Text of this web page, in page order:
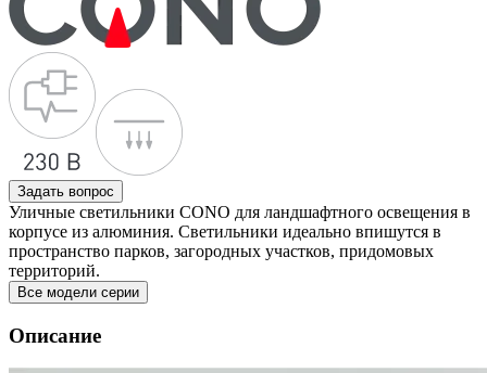
Задать вопрос
Уличные светильники CONO для ландшафтного освещения в
корпусе из алюминия. Светильники идеально впишутся в
пространство парков, загородных участков, придомовых
территорий.
Все модели серии
Описание